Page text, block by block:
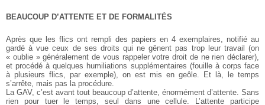
BEAUCOUP D’ATTENTE ET DE FORMALITÉS
Après que les flics ont rempli des papiers en 4 exemplaires, notifié au
gardé à vue ceux de ses droits qui ne gênent pas trop leur travail (on
« oublie » généralement de vous rappeler votre droit de ne rien déclarer),
et procédé à quelques humiliations supplémentaires (fouille à corps face
à plusieurs flics, par exemple), on est mis en geôle. Et là, le temps
s’arrête, mais pas la procédure.
La GAV, c’est avant tout beaucoup d’attente, énormément d’attente. Sans
rien pour tuer le temps, seul dans une cellule. L’attente participe